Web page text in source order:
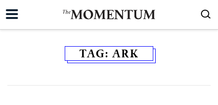
TAG:ARK